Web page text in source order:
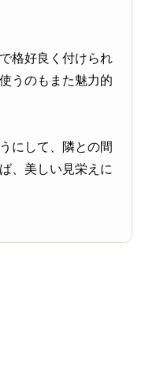
格好良く付けられ
うのもまた魅力的
にして、隣との間
、美しい見栄えに